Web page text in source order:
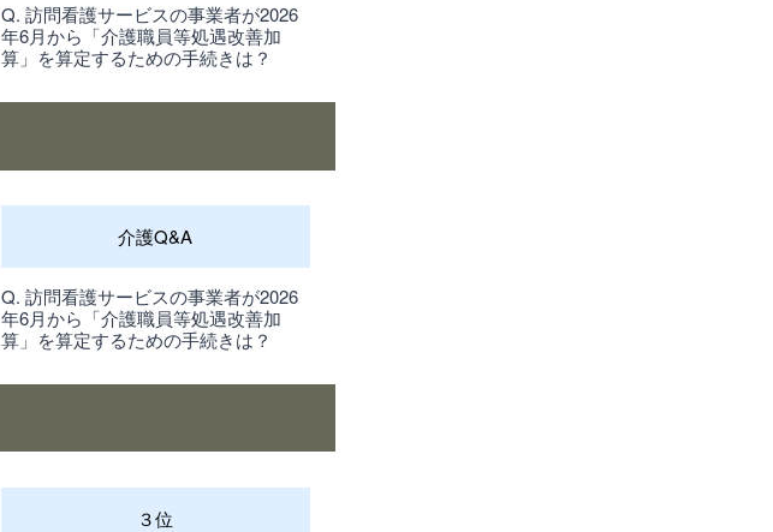
Q. 訪問看護サービスの事業者が2026
年6月から「介護職員等処遇改善加
算」を算定するための手続きは？
介護Q&A
Q. 訪問看護サービスの事業者が2026
年6月から「介護職員等処遇改善加
算」を算定するための手続きは？
３位